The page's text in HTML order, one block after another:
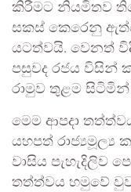
කිරීමට නියමිතව
සකස් කෙරෙනු
යටත්වයි. වෙනත්
පසුවද රජය විසින්
රාමුව තුළම සිටිමින්
මෙම ආපදා
යහපත් රාජ්‍යමූල්‍ය
වාසිය පැහැදිලිව
තත්ත්වය හමුවේ